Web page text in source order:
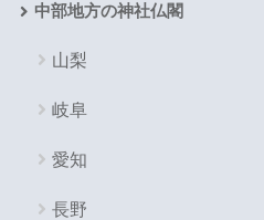
中部地方の神社仏閣
山梨
岐阜
愛知
長野